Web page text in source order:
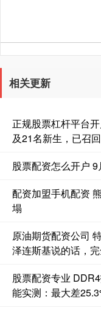
相关更新
正规股票杠杆平台
及21名新生，已召回
股票配资怎么开户 9
配资加盟手机配资
塌
原油期货配资公司
泽连斯基说的话，
股票配资专业
能实测：最大差